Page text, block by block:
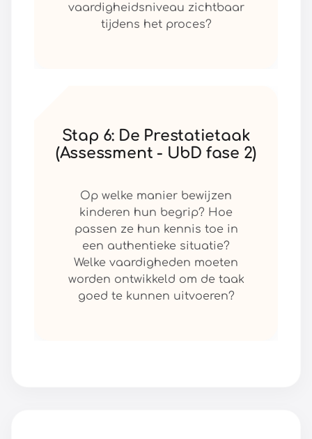
vaardigheidsniveau zichtbaar
tijdens het proces?
Stap 6: De Prestatietaak
(Assessment - UbD fase 2)
Op welke manier bewijzen
kinderen hun begrip? Hoe
passen ze hun kennis toe in
een authentieke situatie?
Welke vaardigheden moeten
worden ontwikkeld om de taak
goed te kunnen uitvoeren?